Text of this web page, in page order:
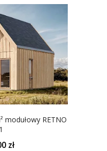
modułowy RETNO
zł